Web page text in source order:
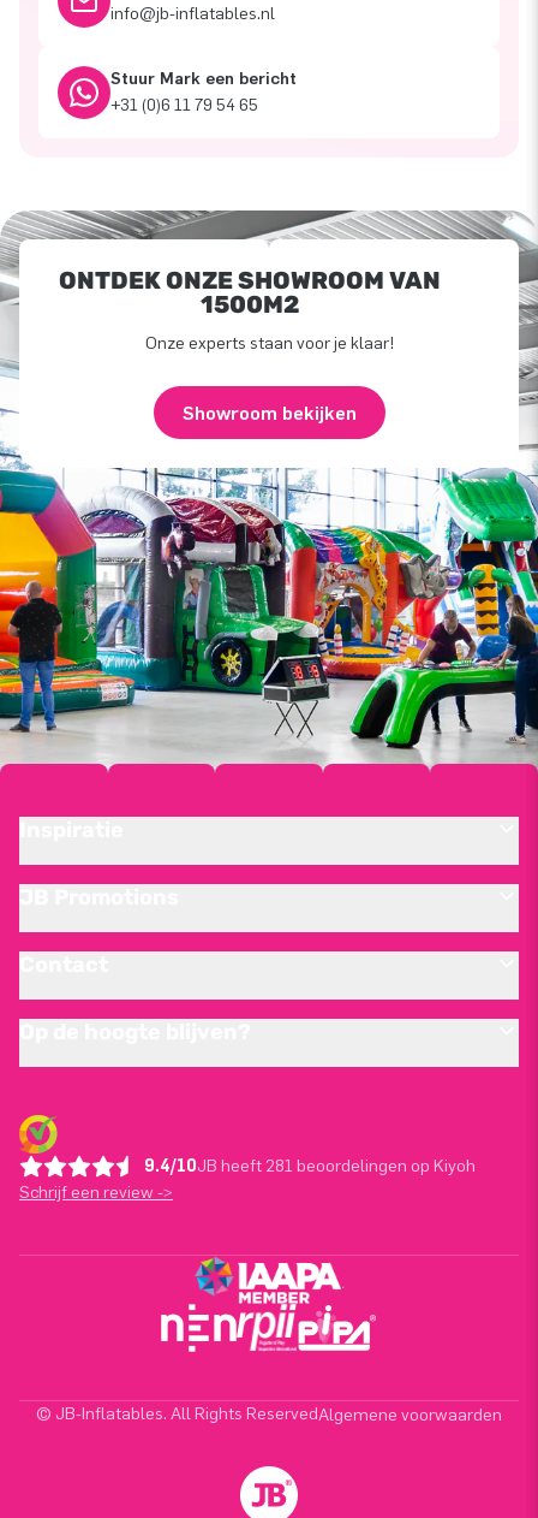
info@jb-inflatables.nl
Stuur Mark een bericht
+31 (0)6 11 79 54 65
ONTDEK ONZE SHOWROOM VAN
1500M2
Onze experts staan voor je klaar!
Showroom bekijken
9.4/10JB heeft 281 beoordelingen op Kiyoh
Schrijf een review ->
© JB-Inflatables. All Rights ReservedAlgemene voorwaarden